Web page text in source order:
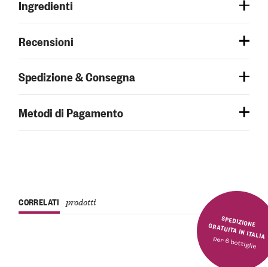
Ingredienti
Recensioni
Spedizione & Consegna
Metodi di Pagamento
SPEDIZIONE GRATUITA IN ITALIA
per 6 bottiglie
CORRELATI prodotti